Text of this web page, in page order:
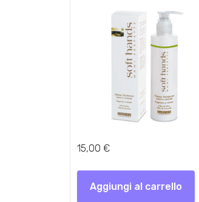
15,00 €
Aggiungi al carrello